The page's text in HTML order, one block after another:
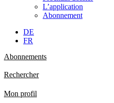
L’application
Abonnement
DE
FR
Abonnements
Rechercher
Mon profil